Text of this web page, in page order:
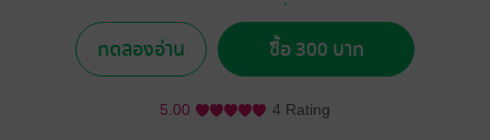
ทดลองอ่าน ซื้อ 300 บาท
5.00 4 Rating